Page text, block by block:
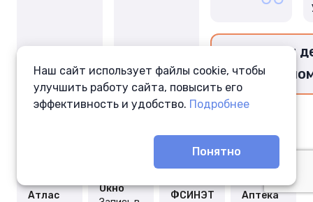
Перевести
Атлас
Окно
ФСИНЭТ Аптека
Наш сайт использует файлы cookie, чтобы
улучшить работу сайта, повысить его
эффективность и удобство. Подробнее
Понятно